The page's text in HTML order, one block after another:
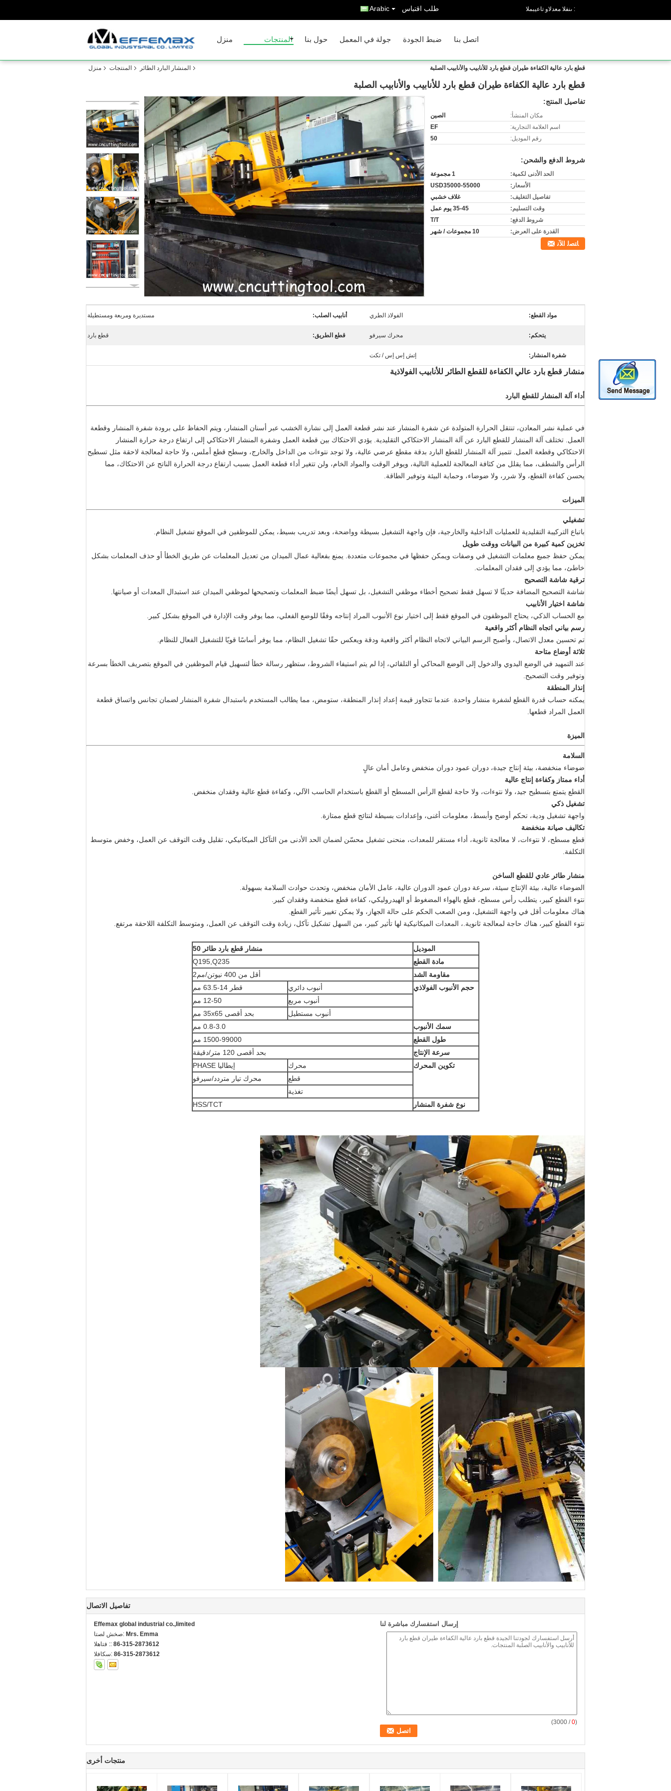
المبيعات والدعم الفنى : طلب اقتباس Arabic
منزل المنتجات حول بنا جولة في المعمل ضبط الجودة اتصل بنا
منزل المنتجات المنشار البارد الطائر قطع بارد عالية الكفاءة طيران قطع بارد للأنابيب والأنابيب الصلبة
قطع بارد عالية الكفاءة طيران قطع بارد للأنابيب والأنابيب الصلبة
تفاصيل المنتج:
مكان المنشأ:
الصين
اسم العلامة التجارية:
EF
رقم الموديل:
50
شروط الدفع والشحن:
الحد الأدنى لكمية:
1 مجموعة
الأسعار:
USD35000-55000
تفاصيل التغليف:
غلاف خشبي
وقت التسليم:
35-45 يوم عمل
شروط الدفع:
T/T
القدرة على العرض:
10 مجموعات / شهر
ﺎﺘﺼﻟ ﺍﻶﻧ
مواد القطع: الفولاذ الطري أنابيب الصلب: مستديرة ومربعة ومستطيلة
يتحكم: محرك سيرفو قطع الطريق: قطع بارد
شفرة المنشار: إتش إس إس / تكت
منشار قطع بارد عالي الكفاءة للقطع الطائر للأنابيب الفولاذية
أداء آلة المنشار للقطع البارد
في عملية نشر المعادن، تنتقل الحرارة المتولدة عن شفرة المنشار عند نشر قطعة العمل إلى نشارة الخشب عبر أسنان المنشار، ويتم الحفاظ على برودة شفرة المنشار وقطعة
العمل. تختلف آلة المنشار للقطع البارد عن آلة المنشار الاحتكاكي التقليدية. يؤدي الاحتكاك بين قطعة العمل وشفرة المنشار الاحتكاكي إلى ارتفاع درجة حرارة المنشار
الاحتكاكي وقطعة العمل. تتميز آلة المنشار للقطع البارد بدقة مقطع عرضي عالية، ولا توجد نتوءات من الداخل والخارج، وسطح قطع أملس، ولا حاجة لمعالجة لاحقة مثل تسطيح
الرأس والشطف، مما يقلل من كثافة المعالجة للعملية التالية، ويوفر الوقت والمواد الخام، ولن تتغير أداء قطعة العمل بسبب ارتفاع درجة الحرارة الناتج عن الاحتكاك، مما
يحسن كفاءة القطع، ولا شرر، ولا ضوضاء، وحماية البيئة وتوفير الطاقة.
الميزات
تشغيلي
باتباع التركيبة التقليدية للعمليات الداخلية والخارجية، فإن واجهة التشغيل بسيطة وواضحة، وبعد تدريب بسيط، يمكن للموظفين في الموقع تشغيل النظام.
تخزين كمية كبيرة من البيانات ووقت طويل
يمكن حفظ جميع معلمات التشغيل في وصفات ويمكن حفظها في مجموعات متعددة. يمنع بفعالية عمال الميدان من تعديل المعلمات عن طريق الخطأ أو حذف المعلمات بشكل
خاطئ، مما يؤدي إلى فقدان المعلمات.
ترقية شاشة التصحيح
شاشة التصحيح المضافة حديثًا لا تسهل فقط تصحيح أخطاء موظفي التشغيل، بل تسهل أيضًا ضبط المعلمات وتصحيحها لموظفي الميدان عند استبدال المعدات أو صيانتها.
شاشة اختيار الأنابيب
مع الحساب الذكي، يحتاج الموظفون في الموقع فقط إلى اختيار نوع الأنبوب المراد إنتاجه وفقًا للوضع الفعلي، مما يوفر وقت الإدارة في الموقع بشكل كبير.
رسم بياني اتجاه النظام أكثر واقعية
تم تحسين معدل الاتصال، وأصبح الرسم البياني لاتجاه النظام أكثر واقعية ودقة ويعكس حقًا تشغيل النظام، مما يوفر أساسًا قويًا للتشغيل الفعال للنظام.
ثلاثة أوضاع متاحة
عند التمهيد في الوضع اليدوي والدخول إلى الوضع المحاكي أو التلقائي، إذا لم يتم استيفاء الشروط، ستظهر رسالة خطأ لتسهيل قيام الموظفين في الموقع بتصريف الخطأ بسرعة
وتوفير وقت التصحيح.
إنذار المنطقة
يمكنه حساب قدرة القطع لشفرة منشار واحدة. عندما تتجاوز قيمة إعداد إنذار المنطقة، ستومض، مما يطالب المستخدم باستبدال شفرة المنشار لضمان تجانس واتساق قطعة
العمل المراد قطعها.
الميزة
السلامة
ضوضاء منخفضة، بيئة إنتاج جيدة، دوران عمود دوران منخفض وعامل أمان عالٍ
أداء ممتاز وكفاءة إنتاج عالية
القطع يتمتع بتسطيح جيد، ولا نتوءات، ولا حاجة لقطع الرأس المسطح أو القطع باستخدام الحاسب الآلي، وكفاءة قطع عالية وفقدان منخفض.
تشغيل ذكي
واجهة تشغيل ودية، تحكم أوضح وأبسط، معلومات أغنى، وإعدادات بسيطة لنتائج قطع ممتازة.
تكاليف صيانة منخفضة
قطع مسطح، لا نتوءات، لا معالجة ثانوية، أداء مستقر للمعدات، منحنى تشغيل محسّن لضمان الحد الأدنى من التآكل الميكانيكي، تقليل وقت التوقف عن العمل، وخفض متوسط
التكلفة.
منشار طائر عادي للقطع الساخن
الضوضاء عالية، بيئة الإنتاج سيئة، سرعة دوران عمود الدوران عالية، عامل الأمان منخفض، وتحدث حوادث السلامة بسهولة.
نتوء القطع كبير، يتطلب رأس مسطح، قطع بالهواء المضغوط أو الهيدروليكي، كفاءة قطع منخفضة وفقدان كبير.
هناك معلومات أقل في واجهة التشغيل، ومن الصعب الحكم على حالة الجهاز، ولا يمكن تغيير تأثير القطع.
نتوء القطع كبير، هناك حاجة لمعالجة ثانوية.، المعدات الميكانيكية لها تأثير كبير، من السهل تشكيل تآكل، زيادة وقت التوقف عن العمل، ومتوسط التكلفة اللاحقة مرتفع.
الموديل
منشار قطع بارد طائر 50
مادة القطع
Q195,Q235
مقاومة الشد
أقل من 400 نيوتن/مم2
حجم الأنبوب الفولاذي
أنبوب دائري
قطر 14-63.5 مم
أنبوب مربع
12-50 مم
أنبوب مستطيل
بحد أقصى 35x65 مم
سمك الأنبوب
0.8-3.0 مم
طول القطع
1500-99000 مم
سرعة الإنتاج
بحد أقصى 120 متر/دقيقة
تكوين المحرك
محرك
إيطاليا PHASE
قطع
محرك تيار متردد/سيرفو
تغذية
نوع شفرة المنشار
HSS/TCT
تفاصيل الاتصال
Effemax global industrial co.,limited
اتصل شخص: Mrs. Emma
الهاتف :: 86-315-2873612
الفاكس: 86-315-2873612
إرسال استفسارك مباشرة لنا
(
0
/ 3000)
منتجات أخرى